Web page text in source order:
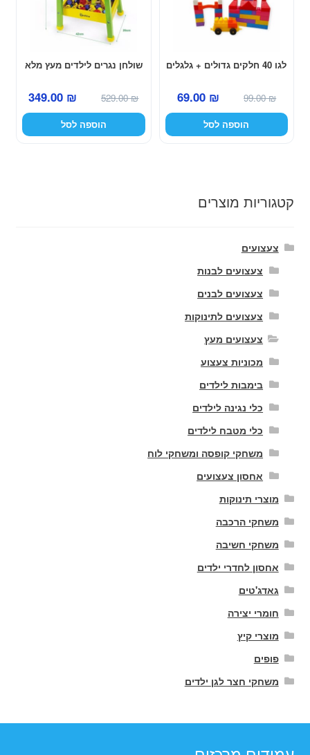
לגו 40 חלקים גדולים + גלגלים
99.00₪
המחיר
המקורי
היה:
69.00 ₪
המחיר
הנוכחי
הוא:
הוספה לסל
שולחן נגרים לילדים מעץ מלא
529.00₪
המחיר
המקורי
היה:
349.00 ₪
הוא:
הוספה לסל
קטגוריות מוצרים
צעצועים
צעצועים לבנות
צעצועים לבנים
צעצועים לתינוקות
צעצועים מעץ
מכוניות צעצוע
בימבות לילדים
כלי נגינה לילדים
כלי מטבח לילדים
משחקי קופסה ומשחקי לוח
אחסון צעצועים
מוצרי תינוקות
משחקי הרכבה
משחקי חשיבה
אחסון לחדרי ילדים
גאדג'טים
חומרי יצירה
מוצרי קיץ
פופים
משחקי חצר לגן ילדים